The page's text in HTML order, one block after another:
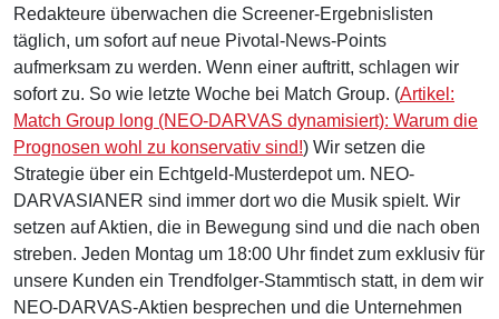
Redakteure überwachen die Screener-Ergebnislisten
täglich, um sofort auf neue Pivotal-News-Points
aufmerksam zu werden. Wenn einer auftritt, schlagen wir
sofort zu. So wie letzte Woche bei Match Group. (Artikel:
Match Group long (NEO-DARVAS dynamisiert): Warum die
Prognosen wohl zu konservativ sind!) Wir setzen die
Strategie über ein Echtgeld-Musterdepot um. NEO-
DARVASIANER sind immer dort wo die Musik spielt. Wir
setzen auf Aktien, die in Bewegung sind und die nach oben
streben. Jeden Montag um 18:00 Uhr findet zum exklusiv für
unsere Kunden ein Trendfolger-Stammtisch statt, in dem wir
NEO-DARVAS-Aktien besprechen und die Unternehmen